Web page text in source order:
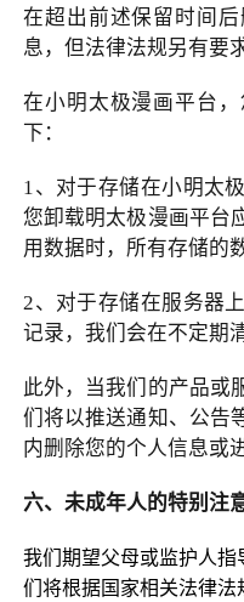
在超出前述保留时间
息，但法律法规另有要
在小明太极漫画平台
下：
1、对于存储在小明太
您卸载明太极漫画平台
用数据时，所有存储的
2、对于存储在服务器
记录，我们会在不定期
此外，当我们的产品或
们将以推送通知、公告
内删除您的个人信息或
六、未成年人的特别注
我们期望父母或监护人
们将根据国家相关法律